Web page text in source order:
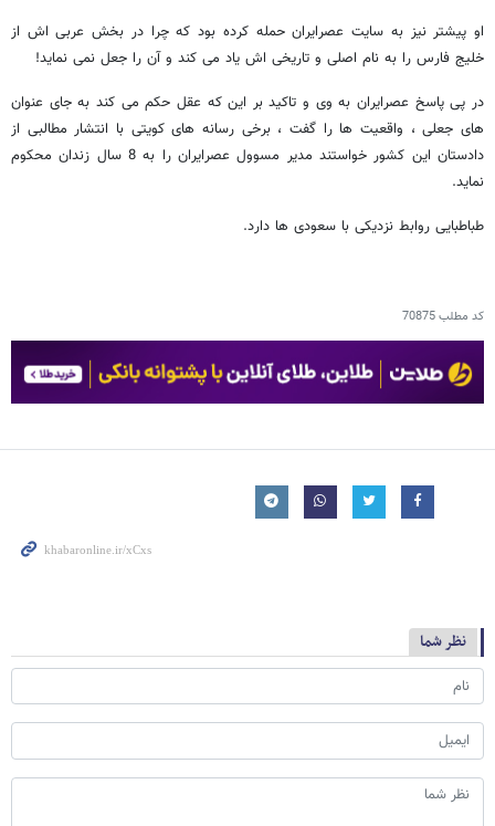
او پیشتر نیز به سایت عصرایران حمله کرده بود که چرا در بخش عربی اش از
خلیج فارس را به نام اصلی و تاریخی اش یاد می کند و آن را جعل نمی نماید!
در پی پاسخ عصرایران به وی و تاکید بر این که عقل حکم می کند به جای عنوان
های جعلی ، واقعیت ها را گفت ، برخی رسانه های کویتی با انتشار مطالبی از
دادستان این کشور خواستند مدیر مسوول عصرایران را به 8 سال زندان محکوم
نماید.
طباطبایی روابط نزدیکی با سعودی ها دارد.
کد مطلب70875
نظر شما